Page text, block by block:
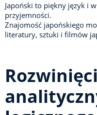
Japoński to piękny język i
przyjemności.
Znajomość japońskiego
literatury, sztuki i filmów